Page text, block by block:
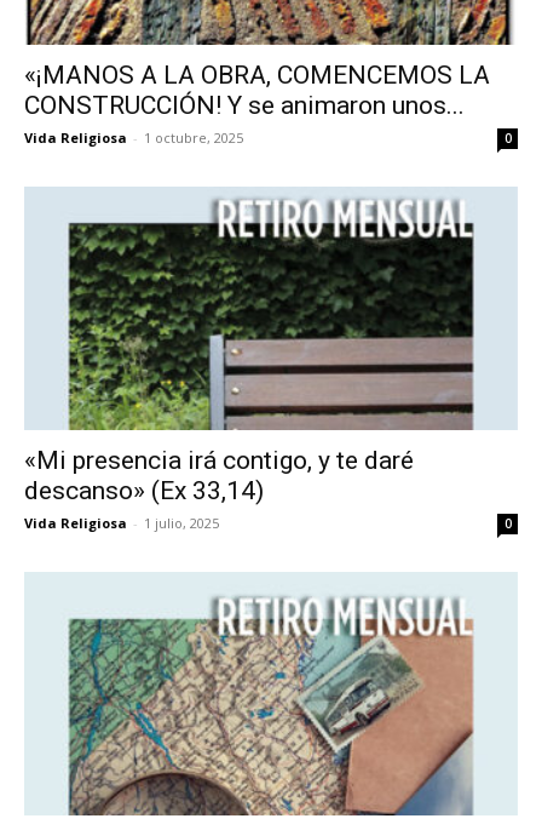
«¡MANOS A LA OBRA, COMENCEMOS LA
CONSTRUCCIÓN! Y se animaron unos...
Vida Religiosa - 1 octubre, 2025 0
«Mi presencia irá contigo, y te daré
descanso» (Ex 33,14)
Vida Religiosa - 1 julio, 2025 0